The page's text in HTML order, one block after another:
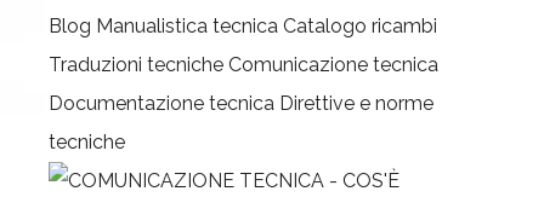
Blog Manualistica tecnica Catalogo ricambi
Traduzioni tecniche Comunicazione tecnica
Documentazione tecnica Direttive e norme
tecniche